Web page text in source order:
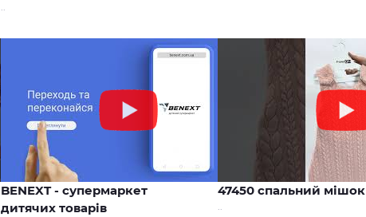
..
00:44
BENEXT - супермаркет
дитячих товарів
47450 спальний мішок
..